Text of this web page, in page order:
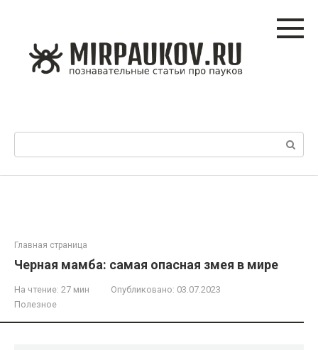
Главная страница
Черная мамба: самая опасная змея в мире
На чтение: 27 мин Опубликовано: 03.07.2023
Полезное